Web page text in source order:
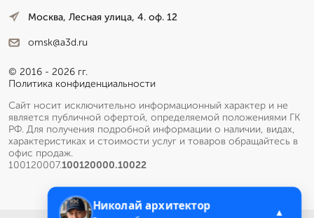
Москва, Лесная улица, 4. оф. 12
omsk@a3d.ru
© 2016 - 2026 гг.
Политика конфиденциальности
Сайт носит исключительно информационный характер и не
является публичной офертой, определяемой положениями ГК
РФ. Для получения подробной информации о наличии, видах,
характеристиках и стоимости услуг и товаров обращайтесь в
офис продаж.
100120007.100120000.10022
Николай архитектор ▲